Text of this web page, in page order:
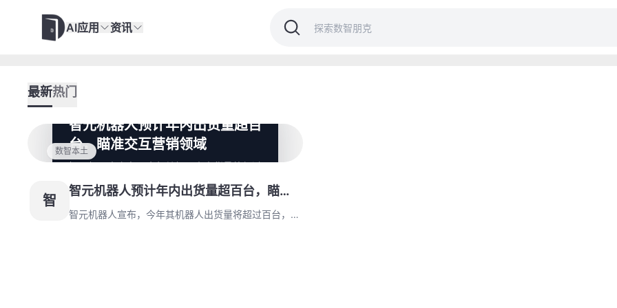
AI应用 资讯
最新热门
数智本土
智元机器人预计年内出货量超百
台，瞄准交互营销领域
智元机器人宣布，今年其机器人出货量将超过
初启动B轮融资。智元的机器人包括双足和轮
式型号，具备基本操作功能，交互营销是其重
点应用场景。
智
智元机器人预计年内出货量超百台，瞄准
交互营销领域
智元机器人宣布，今年其机器人出货量将超过百台，目